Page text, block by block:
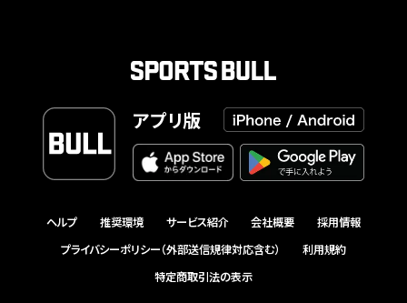
アプリ版
ヘルプ 推奨環境 サービス紹介 会社概要
採用情報
プライバシーポリシー（外部送信規律対応含む）
利用規約
特定商取引法の表示